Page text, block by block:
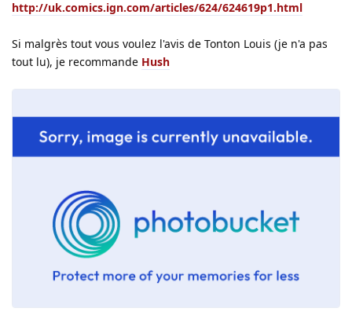
http://uk.comics.ign.com/articles/624/624619p1.html
Si malgrès tout vous voulez l'avis de Tonton Louis (je n'a pas
tout lu), je recommande Hush